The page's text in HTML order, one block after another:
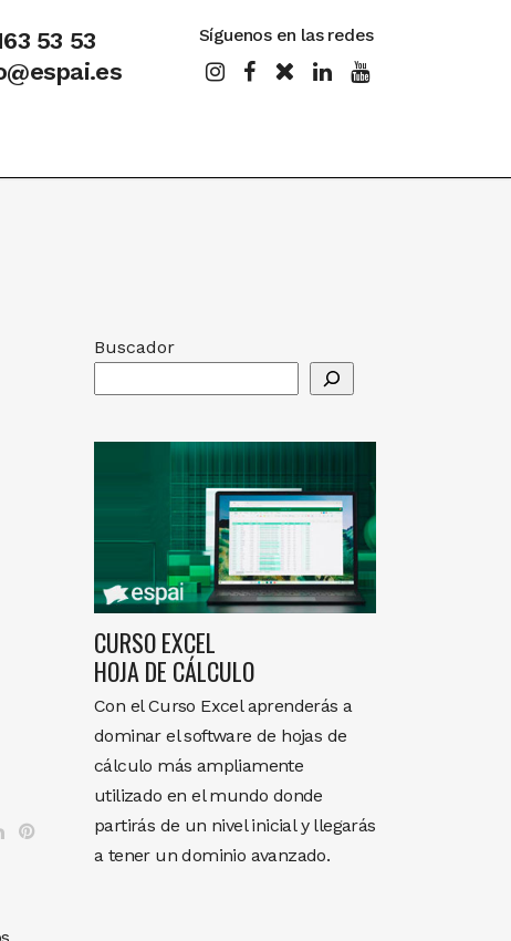
53 53
Síguenos en las redes
Buscador
CURSO EXCEL
HOJA DE CÁLCULO
Con el Curso Excel aprenderás a
dominar el software de hojas de
cálculo más ampliamente
utilizado en el mundo donde
partirás de un nivel inicial y llegarás
a tener un dominio avanzado.